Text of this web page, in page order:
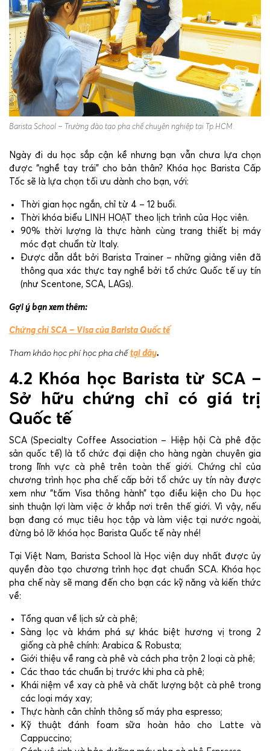
Barista School – Trường đào tạo pha chế chuyên nghiệp tại Tp.HCM.
Ngày đi du học sắp cận kề nhưng bạn vẫn chưa lựa chọn
được “nghề tay trái” cho bản thân? Khóa học Barista Cấp
Tốc sẽ là lựa chọn tối ưu dành cho bạn, với:
Thời gian học ngắn, chỉ từ 4 – 12 buổi.
Thời khóa biểu LINH HOẠT theo lịch trình của Học viên.
90% thời lượng là thực hành cùng trang thiết bị máy
móc đạt chuẩn từ Italy.
Được dẫn dắt bởi Barista Trainer – những giảng viên đã
thông qua xác thực tay nghề bởi tổ chức Quốc tế uy tín
(như Scentone, SCA, LAGs).
Gợi ý bạn xem thêm:
Chứng chỉ SCA – Visa của Barista Quốc tế
Tham khảo học phí học pha chế tại đây.
4.2 Khóa học Barista từ SCA –
Sở hữu chứng chỉ có giá trị
Quốc tế
SCA (Specialty Coffee Association – Hiệp hội Cà phê đặc
sản quốc tế) là tổ chức đại diện cho hàng ngàn chuyên gia
trong lĩnh vực cà phê trên toàn thế giới. Chứng chỉ của
chương trình học pha chế cấp bởi tổ chức uy tín này được
xem như “tấm Visa thông hành” tạo điều kiện cho Du học
sinh thuận lợi làm việc ở khắp nơi trên thế giới. Vì vậy, nếu
bạn đang có mục tiêu học tập và làm việc tại nước ngoài,
đừng bỏ lỡ khóa học Barista Quốc tế này nhé!
Tại Việt Nam, Barista School là Học viện duy nhất được ủy
quyền đào tạo chương trình học đạt chuẩn SCA. Khóa học
pha chế này sẽ mang đến cho bạn các kỹ năng và kiến thức
về:
Tổng quan về lịch sử cà phê;
Sàng lọc và khám phá sự khác biệt hương vị trong 2
giống cà phê chính: Arabica & Robusta;
Giới thiệu về rang cà phê và cách pha trộn 2 loại cà phê;
Các thao tác chuẩn bị trước khi pha cà phê;
Khái niệm về xay cà phê và chất lượng bột cà phê trong
các loại máy xay;
Thực hành cân chỉnh thông số máy pha espresso;
Kỹ thuật đánh foam sữa hoàn hảo cho Latte và
Cappuccino;